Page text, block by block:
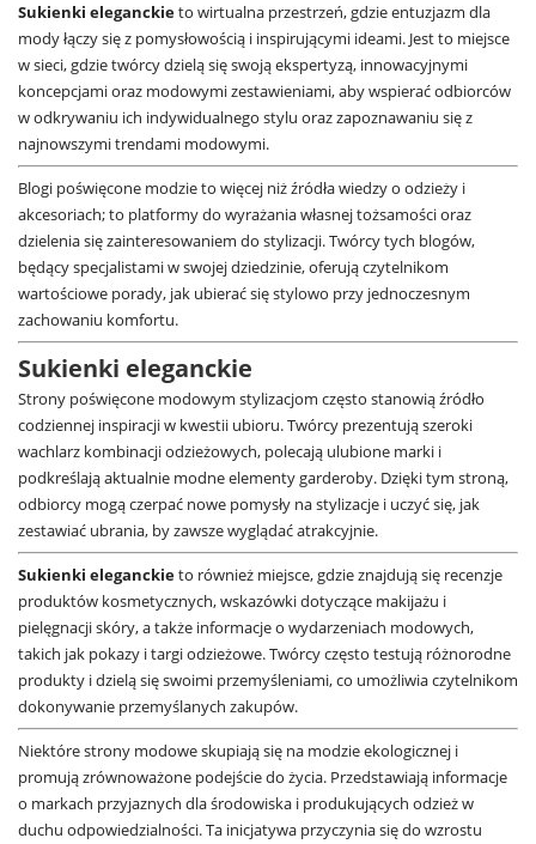
Sukienki eleganckieto wirtualna przestrzeń, gdzie entuzjazm dla
mody łączy się z pomysłowością i inspirującymi ideami. Jest to miejsce
w sieci, gdzie twórcy dzielą się swoją ekspertyzą, innowacyjnymi
koncepcjami oraz modowymi zestawieniami, aby wspierać odbiorców
w odkrywaniu ich indywidualnego stylu oraz zapoznawaniu się z
najnowszymi trendami modowymi.
Blogi poświęcone modzie to więcej niż źródła wiedzy o odzieży i
akcesoriach; to platformy do wyrażania własnej tożsamości oraz
dzielenia się zainteresowaniem do stylizacji. Twórcy tych blogów,
będący specjalistami w swojej dziedzinie, oferują czytelnikom
wartościowe porady, jak ubierać się stylowo przy jednoczesnym
zachowaniu komfortu.
Sukienki eleganckie
Strony poświęcone modowym stylizacjom często stanowią źródło
codziennej inspiracji w kwestii ubioru. Twórcy prezentują szeroki
wachlarz kombinacji odzieżowych, polecają ulubione marki i
podkreślają aktualnie modne elementy garderoby. Dzięki tym stroną,
odbiorcy mogą czerpać nowe pomysły na stylizacje i uczyć się, jak
zestawiać ubrania, by zawsze wyglądać atrakcyjnie.
Sukienki eleganckieto również miejsce, gdzie znajdują się recenzje
produktów kosmetycznych, wskazówki dotyczące makijażu i
pielęgnacji skóry, a także informacje o wydarzeniach modowych,
takich jak pokazy i targi odzieżowe. Twórcy często testują różnorodne
produkty i dzielą się swoimi przemyśleniami, co umożliwia czytelnikom
dokonywanie przemyślanych zakupów.
Niektóre strony modowe skupiają się na modzie ekologicznej i
promują zrównoważone podejście do życia. Przedstawiają informacje
o markach przyjaznych dla środowiska i produkujących odzież w
duchu odpowiedzialności. Ta inicjatywa przyczynia się do wzrostu